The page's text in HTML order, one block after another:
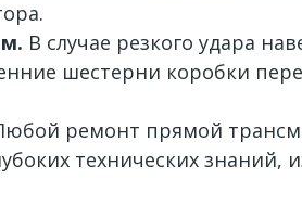
В случае резкого удара
шестерни коробки
ремонт прямой
технических знаний,